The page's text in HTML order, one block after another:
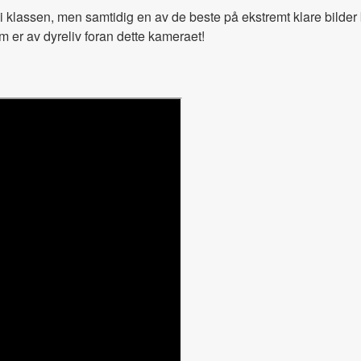
men samtidig en av de beste på ekstremt klare
er av dyreliv foran dette kameraet!